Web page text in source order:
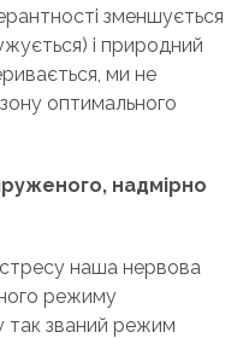
зменшується
і природний
ми не
оптимального
надмірно
стресу наша нервова
режиму
так званий режим